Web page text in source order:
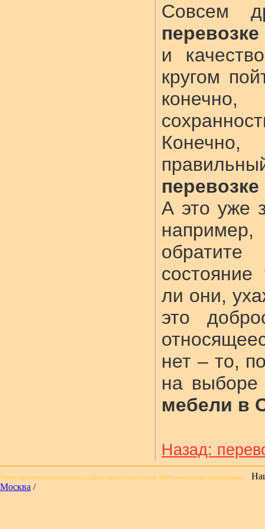
Совсем
и
кругом
конечно,
А это уже
ли они,
это
нет – то,
на
мебели в
Назад:
Также рекомендуем посетить сайты наших партнёров: СИЗ сигнальная спецодежда
Москва /